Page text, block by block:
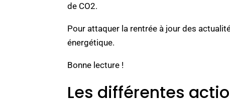
de CO2.
Pour attaquer la rentrée à jour des
énergétique.
Bonne lecture !
Les différentes